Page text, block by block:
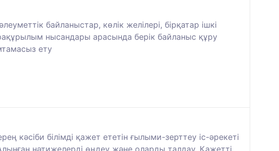
байланыстар, көлік желілері, бірқатар ішкі
нысандары арасында берік байланыс құру
ету
білімді қажет ететін ғылыми-зерттеу іс-әрекеті